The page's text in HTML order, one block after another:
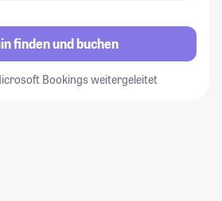
finden und buchen
Bookings weitergeleitet